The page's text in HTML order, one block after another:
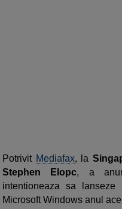
Potrivit Mediafax, la
Stephen Elopc, a
intentioneaza sa lanseze
Microsoft Windows anul